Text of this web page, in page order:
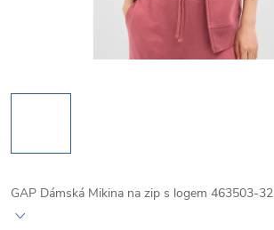
GAP Dámská Mikina na zip s logem 463503-32